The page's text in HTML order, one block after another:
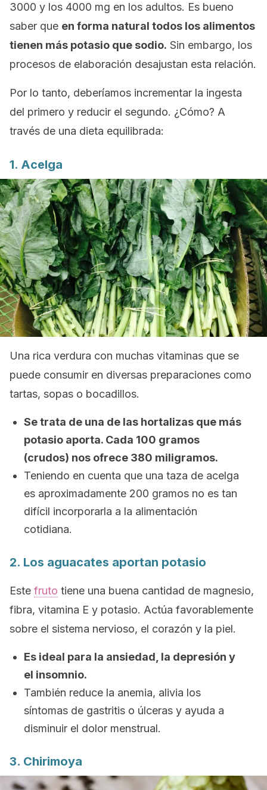
3000 y los 4000 mg en los adultos. Es bueno
saber que en forma natural todos los alimentos
tienen más potasio que sodio. Sin embargo, los
procesos de elaboración desajustan esta relación.
Por lo tanto, deberíamos incrementar la ingesta
del primero y reducir el segundo. ¿Cómo? A
través de una dieta equilibrada:
1. Acelga
Una rica verdura con muchas vitaminas que se
puede consumir en diversas preparaciones como
tartas, sopas o bocadillos.
Se trata de una de las hortalizas que más
potasio aporta. Cada 100 gramos
(crudos) nos ofrece 380 miligramos.
Teniendo en cuenta que una taza de acelga
es aproximadamente 200 gramos no es tan
difícil incorporarla a la alimentación
cotidiana.
2. Los aguacates aportan potasio
Este fruto tiene una buena cantidad de magnesio,
fibra, vitamina E y potasio. Actúa favorablemente
sobre el sistema nervioso, el corazón y la piel.
Es ideal para la ansiedad, la depresión y
el insomnio.
También reduce la anemia, alivia los
síntomas de gastritis o úlceras y ayuda a
disminuir el dolor menstrual.
3. Chirimoya